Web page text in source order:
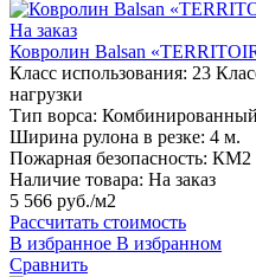
На заказ
Ковролин Balsan
Класс использования: 23
нагрузки
Тип ворса: Комбинированный
Ширина рулона в резке: 4 м.
Пожарная безопасность: КМ2
Наличие товара: На заказ
5 566 руб./м2
Рассчитать стоимость
В избранное В избранном
Сравнить